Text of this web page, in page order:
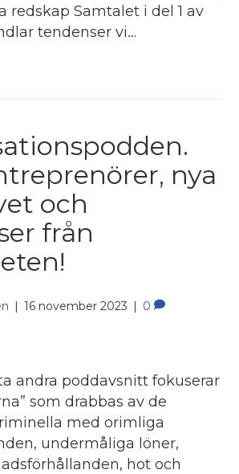
redskap Samtalet i del 1 av
tendenser vi…
nya
och
från
| 16 november 2023 | 0
andra poddavsnitt fokuserar
som drabbas av de
med orimliga
undermåliga löner,
hot och